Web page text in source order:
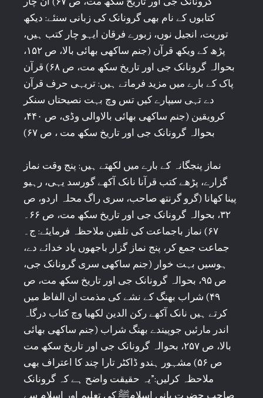
کتابوں کے نام بھی گرونانک کی زبانی سنئے: دیکھ
توریت، انجیل نوں، زبورے فرقان ایہو چار کتب ہیں،
پڑھ کے ویکھ قرآن (جنم ساکھی بھائی بالا، ص ۱۵۲،
بحوالہ گرونانک جی اور تاریخ سکھ مت، ص ۶۸) قرآن
پاک کے بارے میں مزید فرماتے ہیں: تریہی حرف قرآن
دے تہی سیپارے کیں تس وچ بہت نصیحتاں سنکر
کرویقین (جنم ساکھی بھائی بالاوالی وڈی، ص ۴۴۰،
بحوالہ گرونانک جی اور تاریخ سکھ مت ، ص ۶۷)
نماز پنجگانہ کے بارے میں لکھتے ہیں: پنج وقت نماز
گزارے، پڑھے کتب قرآنا نانک آکھے گورسد یہی، رہیو
پینا کھانا (گرو گرنتھ صاحب، سری راگ محلہ اردو، ص
۳۲، بحوالہ گرونانک جی اور تاریخ سکھ مت، ص ۶۶۔
۶۷) نماز باجماعت کی تلقین ملاحظہ فرمایئے: ج۔
جماعت جمع کر، پنج نماز گزار باجھوں یاد خدائے دے،
ہوسیں بہت خوار (جنم ساکھی سری گرونانک جی،
ص ۹۵، بحوالہ گرونانک جی اور تاریخ سکھ مت، ص
۴۹) شراب بھنگ کے نشے کی مذمت ان الفاظ میں
کرتے ہیں نانک آکھے رکن الدین لکھیا وچ کتاب درگاہ
اندر مارئیں جوپیندے بھنگ شراب (جنم ساکھی بھائی
بالا، ص ۲۵۷، بحوالہ گرونانک جی اور تاریخ سکھ مت
ص ۵۶) مشہور ہندو ڈاکٹر تارا چند کا اعتراف بھی
ملاحظہ کرلیں:”یہ حقیقت واضح ہے کہ گرونانک
صاحب حضرت بانی اسلامﷺ کی تعلیم اور اسلام سے